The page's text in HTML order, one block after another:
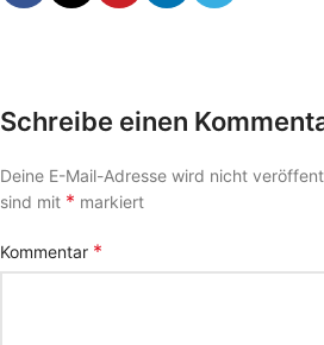
Schreibe einen
Deine E-Mail-Adresse wird nicht
sind mit * markiert
Kommentar *